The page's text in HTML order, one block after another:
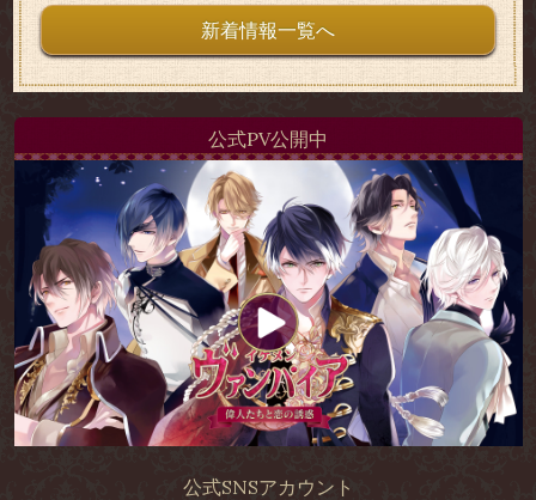
新着情報一覧へ
公式PV公開中
公式SNSアカウント